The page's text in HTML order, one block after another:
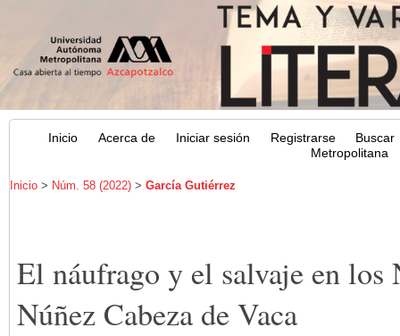
Inicio Acerca de Iniciar sesión Registrarse
Buscar
Metropolitana
Inicio> Núm. 58 (2022)> García Gutiérrez
El náufrago y el salvaje en los
Núñez Cabeza de Vaca